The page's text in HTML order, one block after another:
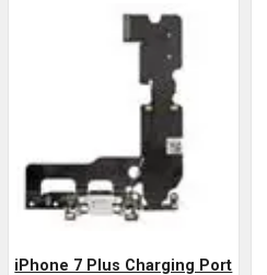
iPhone 7 Plus Charging Port